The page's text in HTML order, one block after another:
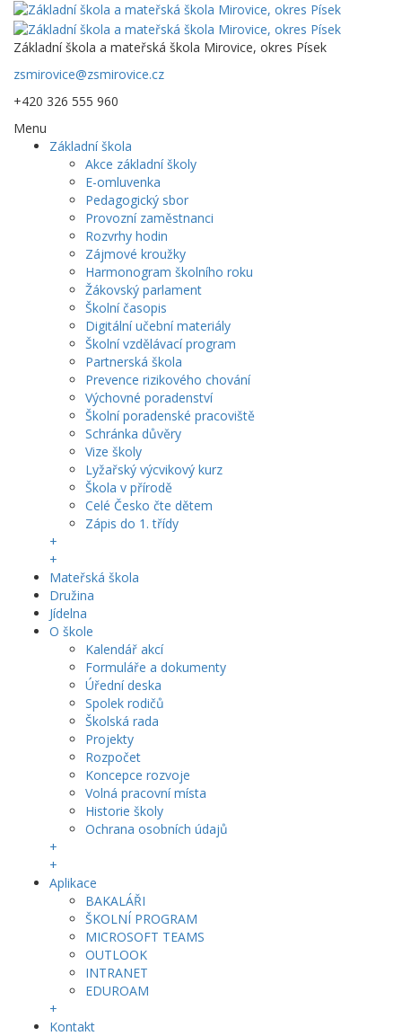
Základní škola a mateřská škola Mirovice, okres Písek
zsmirovice@zsmirovice.cz
+420 326 555 960
Menu
Základní škola
Akce základní školy
E-omluvenka
Pedagogický sbor
Provozní zaměstnanci
Rozvrhy hodin
Zájmové kroužky
Harmonogram školního roku
Žákovský parlament
Školní časopis
Digitální učební materiály
Školní vzdělávací program
Partnerská škola
Prevence rizikového chování
Výchovné poradenství
Školní poradenské pracoviště
Schránka důvěry
Vize školy
Lyžařský výcvikový kurz
Škola v přírodě
Celé Česko čte dětem
Zápis do 1. třídy
+
+
Mateřská škola
Družina
Jídelna
O škole
Kalendář akcí
Formuláře a dokumenty
Úřední deska
Spolek rodičů
Školská rada
Projekty
Rozpočet
Koncepce rozvoje
Volná pracovní místa
Historie školy
Ochrana osobních údajů
+
+
Aplikace
BAKALÁŘI
ŠKOLNÍ PROGRAM
MICROSOFT TEAMS
OUTLOOK
INTRANET
EDUROAM
+
Kontakt